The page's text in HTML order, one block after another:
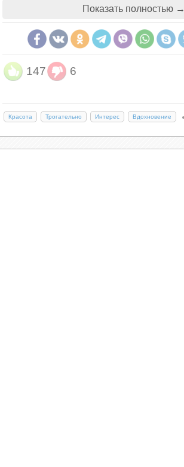
Наши беды не всерьёз.
Я люблю тебя навеки,
Виноградной грозди завязь
Тяжелеет с каждым днём.
Показать полностью →
147 6
Красота Трогательно Интерес Вдохновение